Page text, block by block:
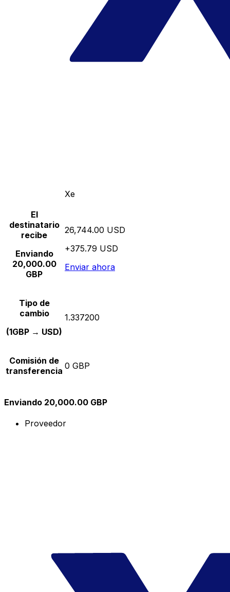
Xe
El
destinatario
recibe
Enviando
20,000.00
GBP
26,744.00 USD
+375.79 USD
Enviar ahora
Tipo de
cambio
(1GBP → USD)
1.337200
Comisión de
transferencia 0 GBP
Enviando 20,000.00 GBP
Proveedor